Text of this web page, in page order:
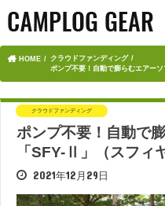
HOME
クラウドファンディング
ポンプ不要！自動で膨らむエアー
クラウドファンディング
ポンプ不要！自動で
「SFY-Ⅱ」（スフィ
2021年12月29日